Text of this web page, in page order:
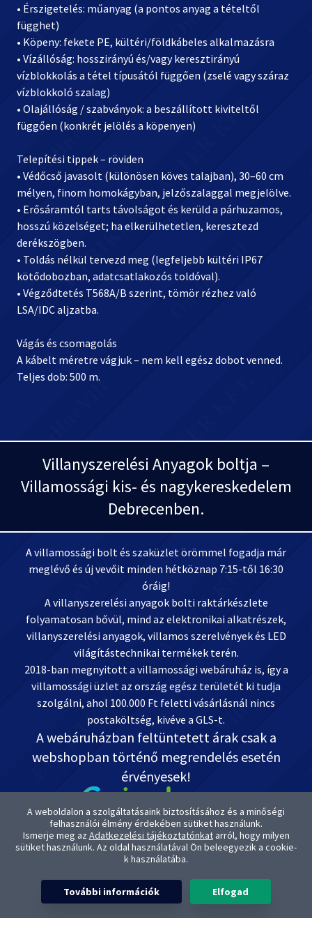
A weboldalon a szolgáltatásaink biztosításához és a minőségi
felhasználói élmény érdekében sütiket használunk.
Ismerje meg az Adatkezelési tájékoztatónkatarról, hogy milyen
sütiket használunk. Az oldal használatával Ön beleegyezik a cookie-
k használatába.
További információk Elfogad
• Érszigetelés: műanyag (a pontos anyag a tételtől
függhet)
• Köpeny: fekete PE, kültéri/földkábeles alkalmazásra
• Vízállóság: hosszirányú és/vagy keresztirányú
vízblokkolás a tétel típusától függően (zselé vagy száraz
vízblokkoló szalag)
• Olajállóság / szabványok: a beszállított kiviteltől
függően (konkrét jelölés a köpenyen)
Telepítési tippek – röviden
• Védőcső javasolt (különösen köves talajban), 30–60 cm
mélyen, finom homokágyban, jelzőszalaggal megjelölve.
• Erősáramtól tarts távolságot és kerüld a párhuzamos,
hosszú közelséget; ha elkerülhetetlen, keresztezd
derékszögben.
• Toldás nélkül tervezd meg (legfeljebb kültéri IP67
kötődobozban, adatcsatlakozós toldóval).
• Végződtetés T568A/B szerint, tömör rézhez való
LSA/IDC aljzatba.
Vágás és csomagolás
A kábelt méretre vágjuk – nem kell egész dobot venned.
Teljes dob: 500 m.
Villanyszerelési Anyagok boltja –
Villamossági kis- és nagykereskedelem
Debrecenben.
A villamossági bolt és szaküzlet örömmel fogadja már
meglévő és új vevőit minden hétköznap 7:15-től 16:30
óráig!
A villanyszerelési anyagok bolti raktárkészlete
folyamatosan bővül, mind az elektronikai alkatrészek,
villanyszerelési anyagok, villamos szerelvények és LED
világítástechnikai termékek terén.
2018-ban megnyitott a villamossági webáruház is, így a
villamossági üzlet az ország egész területét ki tudja
szolgálni, ahol 100.000 Ft feletti vásárlásnál nincs
postaköltség, kivéve a GLS-t.
A webáruházban feltüntetett árak csak a
webshopban történő megrendelés esetén
érvényesek!
Kapcsolat: OnlineVill.hu +36 30 999-2888
ugyfelszolgalat@onlinevill.hu
A termékképek és termék kategória képek az Elektriker Master Kft.
tulajdona. A képek eredeti forrás állományával cégünk rendelkezik. A
termékképek és termék kategória képek üzleti felhasználása szigorúan